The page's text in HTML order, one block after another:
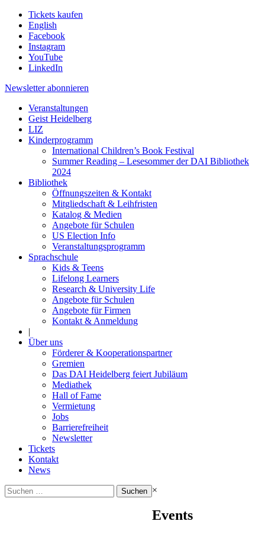
Tickets kaufen
English
Facebook
Instagram
YouTube
LinkedIn
Newsletter abonnieren
Veranstaltungen
Geist Heidelberg
LIZ
Kinderprogramm
International Children’s Book Festival
Summer Reading – Lesesommer der DAI Bibliothek
2024
Bibliothek
Öffnungszeiten & Kontakt
Mitgliedschaft & Leihfristen
Katalog & Medien
Angebote für Schulen
US Election Info
Veranstaltungsprogramm
Sprachschule
Kids & Teens
Lifelong Learners
Research & University Life
Angebote für Schulen
Angebote für Firmen
Kontakt & Anmeldung
|
Über uns
Förderer & Kooperationspartner
Gremien
Das DAI Heidelberg feiert Jubiläum
Mediathek
Hall of Fame
Vermietung
Jobs
Barrierefreiheit
Newsletter
Tickets
Kontakt
News
Suchen
nach:
×
Events